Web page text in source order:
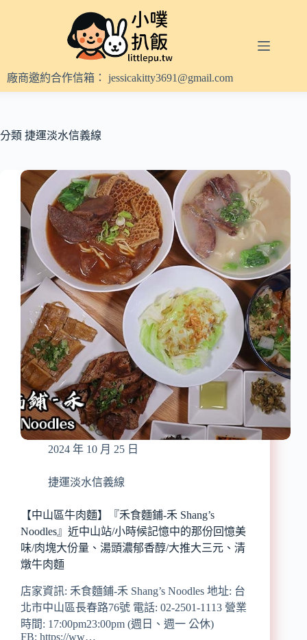
內
容
廠商邀約合作信箱： jessicakitty3691@gmail.com
分類 捷運淡水信義線
2024 年 10 月 25 日
捷運淡水信義線
【中山區牛肉麵】『禾食麵鋪-禾 Shang’s
Noodles』近中山站/小時候記憶中的那份回憶美
味/肉塊大份量、湯頭濃郁香醇/大推大三元、清
燉牛肉麵
店家資訊: 禾食麵鋪-禾 Shang’s Noodles 地址: 台
北市中山區長春路76號 電話: 02-2501-1113 營業
時間: 17:00pm23:00pm (週日、週一 公休)
FB: https://ww…